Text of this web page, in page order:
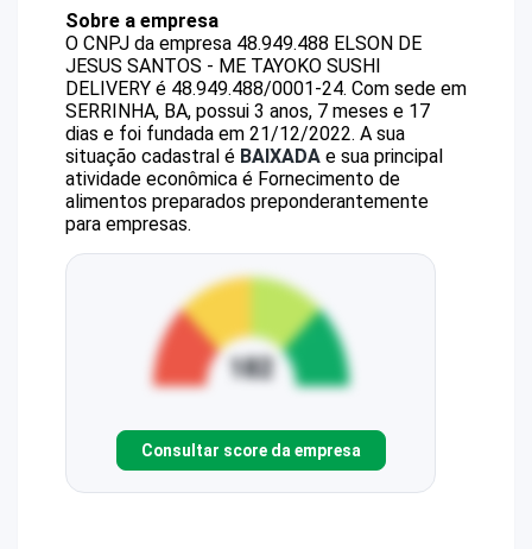
Sobre a empresa
O CNPJ da empresa 48.949.488 ELSON DE
JESUS SANTOS - ME TAYOKO SUSHI
DELIVERY é 48.949.488/0001-24. Com sede em
SERRINHA, BA, possui 3 anos, 7 meses e 17
dias e foi fundada em 21/12/2022. A sua
situação cadastral é BAIXADA e sua principal
atividade econômica é Fornecimento de
alimentos preparados preponderantemente
para empresas.
Consultar score da empresa